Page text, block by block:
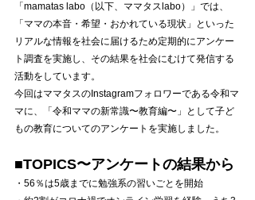
「mamatas labo（以下、ママタスlabo）」では、
「ママの本音・希望・おかれている現状」といった
リアルな情報を社会に届けるため定期的にアンケー
ト調査を実施し、その結果を社会にむけて発信する
活動をしています。
今回はママタスのInstagramフォロワーである令和マ
マに、「令和ママの新常識〜教育編〜」として子ど
もの教育についてのアンケートを実施しました。
■TOPICS〜アンケートの結果から
・56％は5歳までに勉強系の習いごとを開始